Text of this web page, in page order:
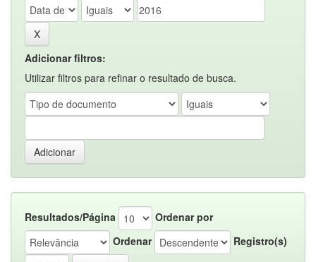
Adicionar filtros:
Utilizar filtros para refinar o resultado de busca.
Resultados/Página
Ordenar por
Ordenar
Registro(s)